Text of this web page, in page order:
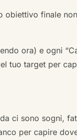
obiettivo finale
ora) e ogni
tuo target per
ci sono sogni,
per capire